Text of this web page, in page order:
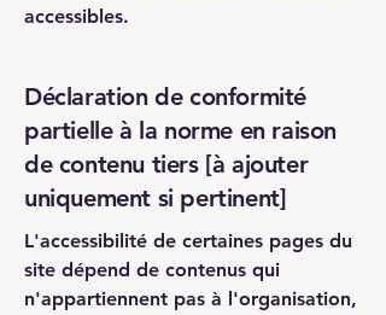
accessibles.
Déclaration de conformité
partielle à la norme en raison
de contenu tiers [à ajouter
uniquement si pertinent]
L'accessibilité de certaines pages du
site dépend de contenus qui
n'appartiennent pas à l'organisation,